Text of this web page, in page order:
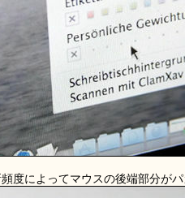
度によってマウスの後端部分が